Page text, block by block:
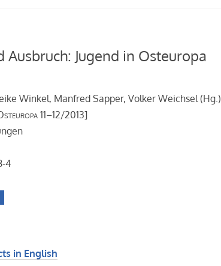
Ausbruch: Jugend in Osteuropa
Winkel, Manfred Sapper, Volker Weichsel (Hg.)
11–12/2013]
4
in English